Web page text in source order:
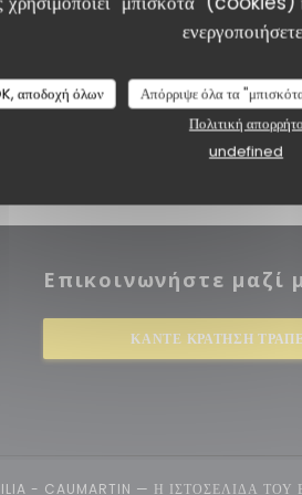
ενεργοποιήσετε
αποδοχή όλων Απόρριψε όλα τα
Πολιτική
undefined
Επικοινωνήστε μαζί
ΚΆΝΤΕ ΚΡΆΤΗΣΗ
- CAUMARTIN — Η ΙΣΤΟΣΕΛΊΔΑ